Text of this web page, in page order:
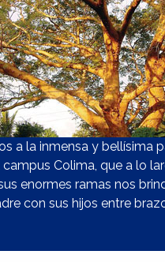
a la inmensa y bellísima
Colima, que a lo
enormes ramas nos
con sus hijos entre